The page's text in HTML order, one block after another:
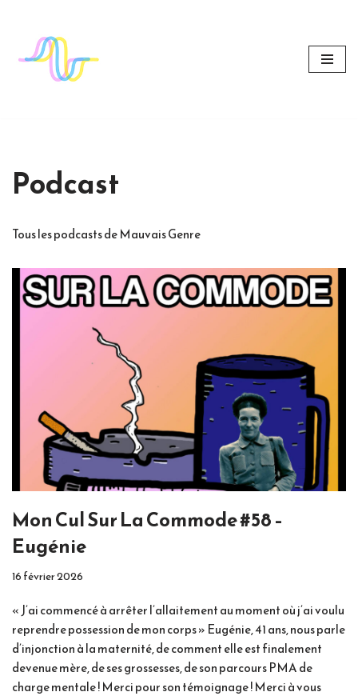
Aller
au
contenu
Podcast
Tous les podcasts de Mauvais Genre
Mon Cul Sur La Commode #58 –
Eugénie
16 février 2026
« J’ai commencé à arrêter l’allaitement au moment où j’ai voulu
reprendre possession de mon corps » Eugénie, 41 ans, nous parle
d’injonction à la maternité, de comment elle est finalement
devenue mère, de ses grossesses, de son parcours PMA de
charge mentale ! Merci pour son témoignage ! Merci à vous